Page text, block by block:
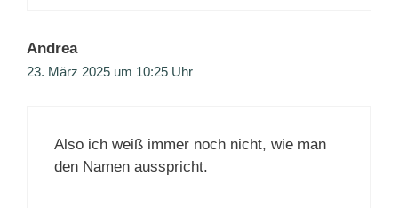
Andrea
23. März 2025 um 10:25 Uhr
Also ich weiß immer noch nicht, wie man
den Namen ausspricht.